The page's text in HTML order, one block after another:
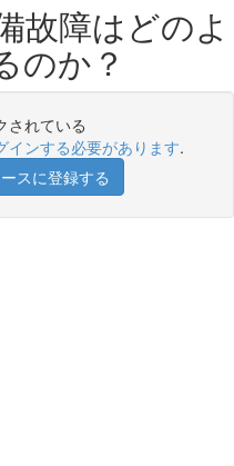
障はどのよ
のか？
されている
インする必要があります.
スに登録する